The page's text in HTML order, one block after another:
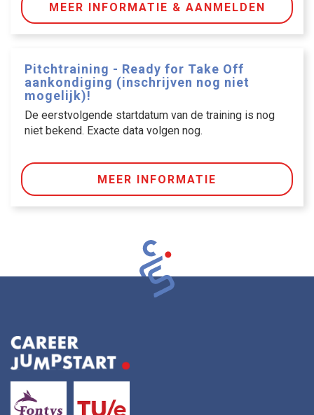
MEER INFORMATIE & AANMELDEN
Pitchtraining - Ready for Take Off
aankondiging (inschrijven nog niet
mogelijk)!
De eerstvolgende startdatum van de training is nog
niet bekend. Exacte data volgen nog.
MEER INFORMATIE